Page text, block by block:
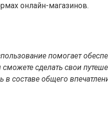
онлайн-магазинов.
помогает
сделать свои
составе общего